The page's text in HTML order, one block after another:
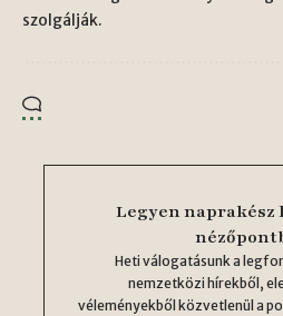
szolgálják.
Legyen
Heti válogatásunk a
nemzetközi hírekből,
véleményekből közvetlenül a